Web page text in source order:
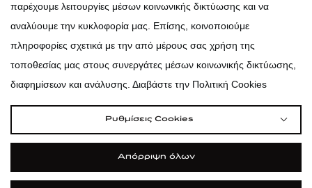
παρέχουμε λειτουργίες μέσων κοινωνικής δικτύωσης και να
αναλύουμε την κυκλοφορία μας. Επίσης, κοινοποιούμε
πληροφορίες σχετικά με την από μέρους σας χρήση της
τοποθεσίας μας στους συνεργάτες μέσων κοινωνικής δικτύωσης,
διαφημίσεων και ανάλυσης. Διαβάστε την Πολιτική Cookies
Ρυθμίσεις Cookies
Απόρριψη όλων